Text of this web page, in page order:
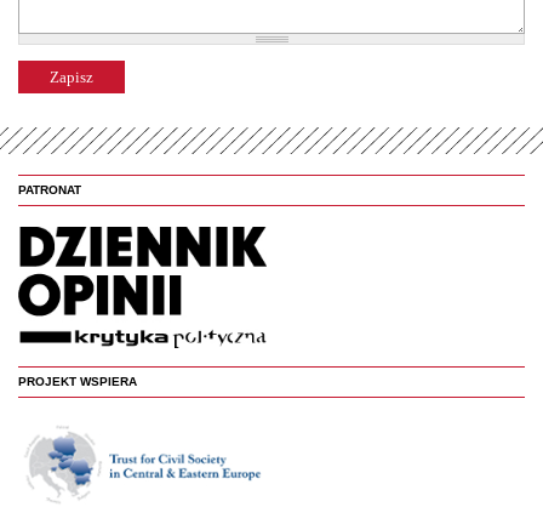
PATRONAT
PROJEKT WSPIERA